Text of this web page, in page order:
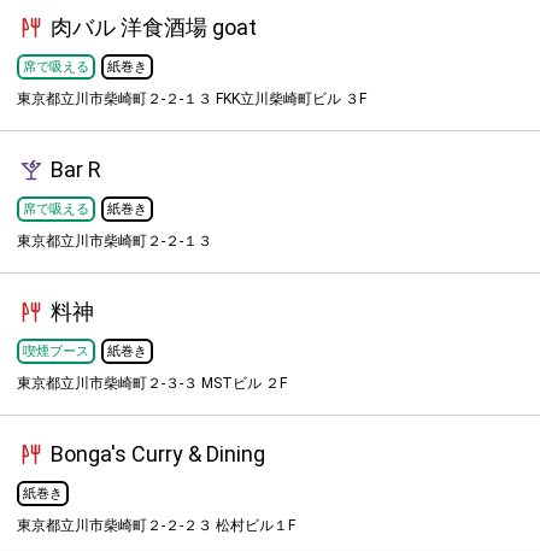
肉バル 洋食酒場 goat
席で吸える 紙巻き
東京都立川市柴崎町２-２-１３ FKK立川柴崎町ビル ３F
Bar R
席で吸える 紙巻き
東京都立川市柴崎町２-２-１３
料神
喫煙ブース 紙巻き
東京都立川市柴崎町２-３-３ MSTビル ２F
Bonga's Curry & Dining
紙巻き
東京都立川市柴崎町２-２-２３ 松村ビル１F